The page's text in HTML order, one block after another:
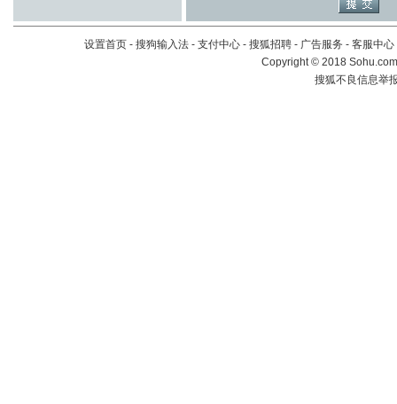
设置首页 - 搜狗输入法 - 支付中心 - 搜狐招聘 - 广告服务 - 客服中心
Copyright©2018
搜狐不良信息举